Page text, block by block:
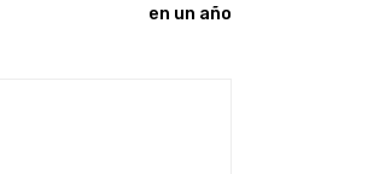
en un año